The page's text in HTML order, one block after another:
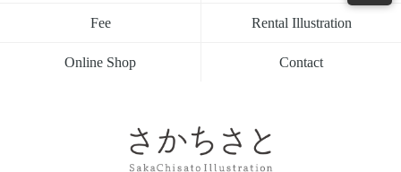
Fee Rental Illustration
Online Shop Contact